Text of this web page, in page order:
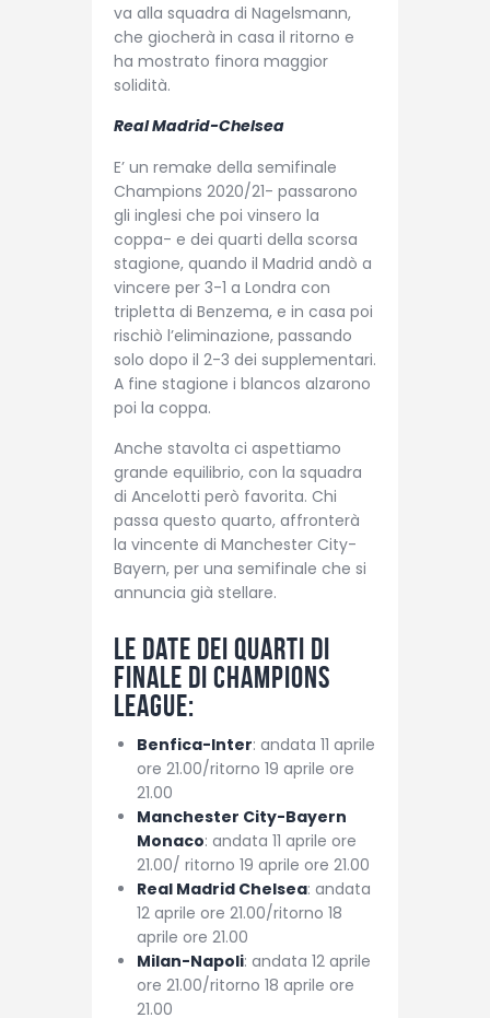
va alla squadra di Nagelsmann,
che giocherà in casa il ritorno e
ha mostrato finora maggior
solidità.
Real Madrid-Chelsea
E’ un remake della semifinale
Champions 2020/21- passarono
gli inglesi che poi vinsero la
coppa- e dei quarti della scorsa
stagione, quando il Madrid andò a
vincere per 3-1 a Londra con
tripletta di Benzema, e in casa poi
rischiò l’eliminazione, passando
solo dopo il 2-3 dei supplementari.
A fine stagione i blancos alzarono
poi la coppa.
Anche stavolta ci aspettiamo
grande equilibrio, con la squadra
di Ancelotti però favorita. Chi
passa questo quarto, affronterà
la vincente di Manchester City-
Bayern, per una semifinale che si
annuncia già stellare.
Le date dei quarti di
finale di Champions
League:
Benfica-Inter: andata 11 aprile
ore 21.00/ritorno 19 aprile ore
21.00
Manchester City-Bayern
Monaco: andata 11 aprile ore
21.00/ ritorno 19 aprile ore 21.00
Real Madrid Chelsea: andata
12 aprile ore 21.00/ritorno 18
aprile ore 21.00
Milan-Napoli: andata 12 aprile
ore 21.00/ritorno 18 aprile ore
21.00